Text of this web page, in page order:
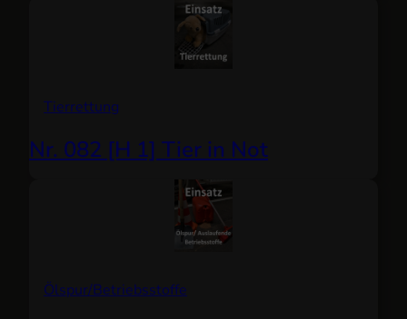
Tierrettung
Nr. 082 [H 1] Tier in Not
Ölspur/Betriebsstoffe